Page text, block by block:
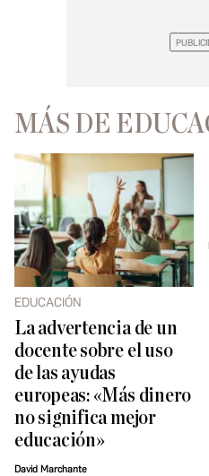
MÁS DE
EDUCACIÓN
La advertencia de un
docente sobre el uso
de las ayudas
europeas: «Más dinero
no significa mejor
educación»
David Marchante